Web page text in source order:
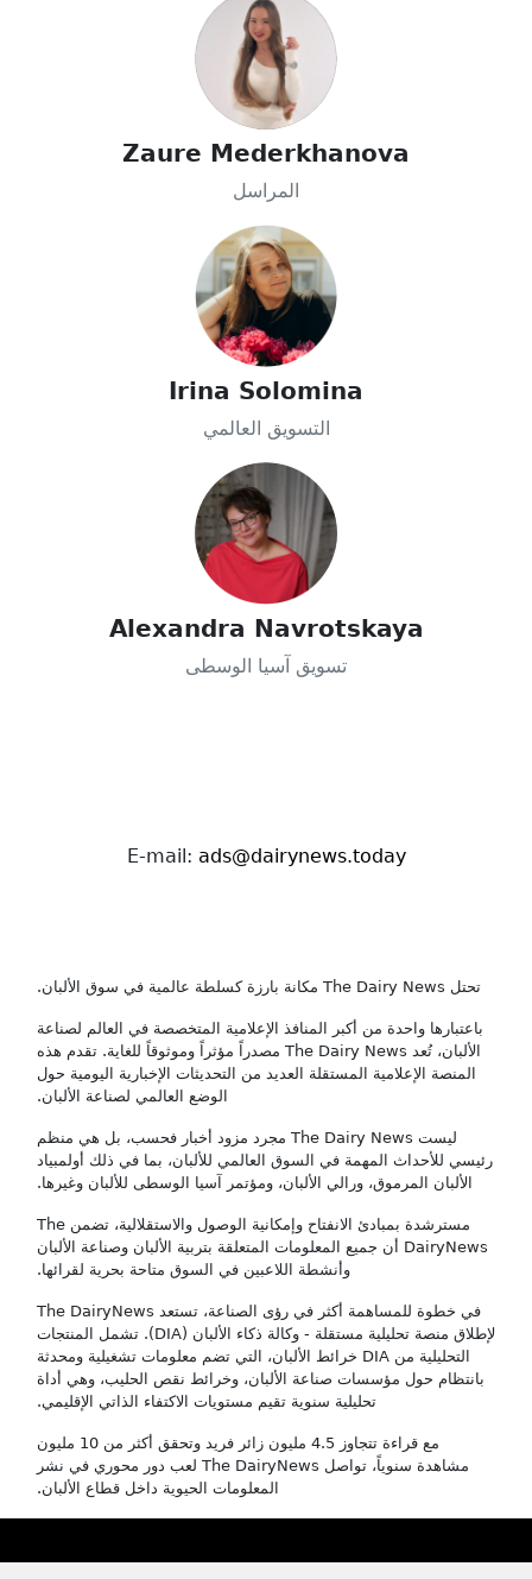
Zaure Mederkhanova
المراسل
Irina Solomina
التسويق العالمي
Alexandra Navrotskaya
تسويق آسيا الوسطى
E-mail: ads@dairynews.today
تحتل The Dairy News مكانة بارزة كسلطة عالمية في سوق الألبان.
باعتبارها واحدة من أكبر المنافذ الإعلامية المتخصصة في العالم لصناعة
الألبان، تُعد The Dairy News مصدراً مؤثراً وموثوقاً للغاية. تقدم هذه
المنصة الإعلامية المستقلة العديد من التحديثات الإخبارية اليومية حول
الوضع العالمي لصناعة الألبان.
ليست The Dairy News مجرد مزود أخبار فحسب، بل هي منظم
رئيسي للأحداث المهمة في السوق العالمي للألبان، بما في ذلك أولمبياد
الألبان المرموق، ورالي الألبان، ومؤتمر آسيا الوسطى للألبان وغيرها.
مسترشدة بمبادئ الانفتاح وإمكانية الوصول والاستقلالية، تضمن The
DairyNews أن جميع المعلومات المتعلقة بتربية الألبان وصناعة الألبان
وأنشطة اللاعبين في السوق متاحة بحرية لقرائها.
في خطوة للمساهمة أكثر في رؤى الصناعة، تستعد The DairyNews
لإطلاق منصة تحليلية مستقلة - وكالة ذكاء الألبان (DIA). تشمل المنتجات
التحليلية من DIA خرائط الألبان، التي تضم معلومات تشغيلية ومحدثة
بانتظام حول مؤسسات صناعة الألبان، وخرائط نقص الحليب، وهي أداة
تحليلية سنوية تقيم مستويات الاكتفاء الذاتي الإقليمي.
مع قراءة تتجاوز 4.5 مليون زائر فريد وتحقق أكثر من 10 مليون
مشاهدة سنوياً، تواصل The DairyNews لعب دور محوري في نشر
المعلومات الحيوية داخل قطاع الألبان.